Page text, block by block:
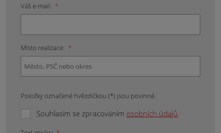
Váš e-mail: *
Místo realizace: *
Položky označené hvězdičkou (*) jsou povinné.
Souhlasím se zpracováním osobních údajů.